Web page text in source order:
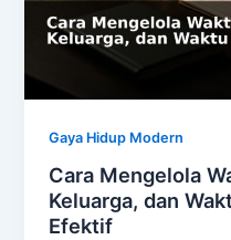
Gaya Hidup Modern
Cara Mengelola
Keluarga, dan
Efektif